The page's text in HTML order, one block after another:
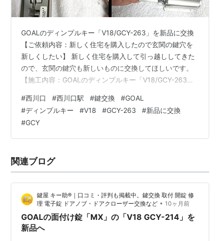
GOALのディンプルキー「V18/GCY-263」を新品に交換
【ご依頼内容：新しく住宅を購入したので玄関の鍵穴を
新しくしたい】 新しく住宅を購入して引っ越ししてきた
ので、玄関の鍵穴も新しいものに交換してほしいです。
【施工内容：GOALのディンプルキー「V18/GCY-263」
シリンダー部分が2ヵ所あり、GOALのディンプルキー
「V18/GCY-263」シリンダーが取り付けられておりまし
た。 なお、こちらのプッシュハンドルは、同じタイプの
鍵にしか替えられない為、ギザギザはギザギザに、ディ
さ…
#西川口 #西川口駅 #鍵交換 #GOAL
#ディンプルキー #V18 #GCY-263 #新品に交換
#GCY
関連ブログ
鍵屋 キー助®｜口コミ・評判も掲載中。鍵交換 取付 開錠 修
理 電子錠 ドアノブ・ドアクローザー交換など • 10ヶ月前
GOALの面付け錠「MX」の「V18 GCY-214」を
新品へ